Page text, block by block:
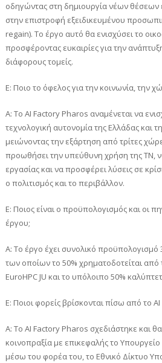
οδηγώντας στη δημιουργία νέων θέσεων
στην επιστροφή εξειδικευμένου
regain). Το έργο αυτό θα ενισχύσει το
προσφέροντας ευκαιρίες για την
διάφορους τομείς.
Ε: Ποιο το όφελος για την κοινωνία, την
A: Το AI Factory Pharos αναμένεται να
τεχνολογική αυτονομία της Ελλάδας και
μειώνοντας την εξάρτηση από τρίτες
προωθήσει την υπεύθυνη χρήση της ΤΝ,
εργασίας και να προσφέρει λύσεις σε
ο πολιτισμός και το περιβάλλον.
Ε: Ποιος είναι ο προϋπολογισμός και οι
έργου;
A: Το έργο έχει συνολικό
των οποίων το 50% χρηματοδοτείται από
EuroHPC JU και το υπόλοιπο 50%
Ε: Ποιοι φορείς βρίσκονται πίσω από το
A: Το AI Factory Pharos σχεδιάστηκε και
κοινοπραξία με επικεφαλής το
μέσω του φορέα του, το Εθνικό Δίκτυο